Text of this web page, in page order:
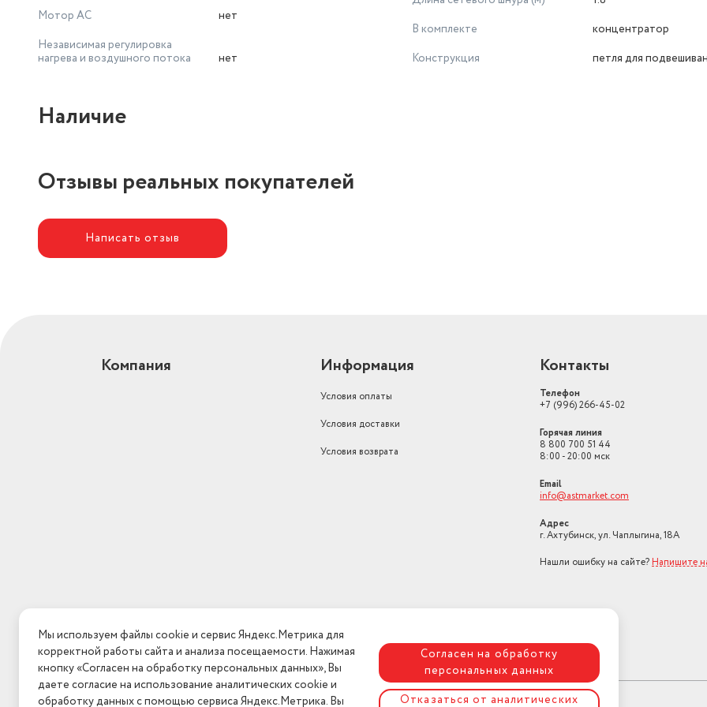
Мотор AC
нет
Независимая регулировка
нагрева и воздушного потока
нет
В комплекте
концентратор
Конструкция
петля для
Наличие
Отзывы реальных покупателей
Написать отзыв
Компания Информация
Условия оплаты
Условия доставки
Условия возврата
Контакты
Телефон
+7 (996) 266-45-02
Горячая линия
8 800 700 51 44
8:00 - 20:00 мск
Email
info@astmarket.com
Адрес
г. Ахтубинск, ул. Чаплыгина, 18А
Нашли ошибку на сайте? Напишите
Мы используем файлы cookie и сервис Яндекс.Метрика для
корректной работы сайта и анализа посещаемости. Нажимая
кнопку «Согласен на обработку персональных данных», Вы
даете согласие на использование аналитических cookie и
обработку данных с помощью сервиса Яндекс.Метрика. Вы
Согласен на обработку
персональных данных
Отказаться от аналитических